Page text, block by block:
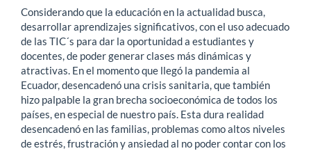
Considerando que la educación en la actualidad busca,
desarrollar aprendizajes significativos, con el uso adecuado
de las TIC´s para dar la oportunidad a estudiantes y
docentes, de poder generar clases más dinámicas y
atractivas. En el momento que llegó la pandemia al
Ecuador, desencadenó una crisis sanitaria, que también
hizo palpable la gran brecha socioeconómica de todos los
países, en especial de nuestro país. Esta dura realidad
desencadenó en las familias, problemas como altos niveles
de estrés, frustración y ansiedad al no poder contar con los